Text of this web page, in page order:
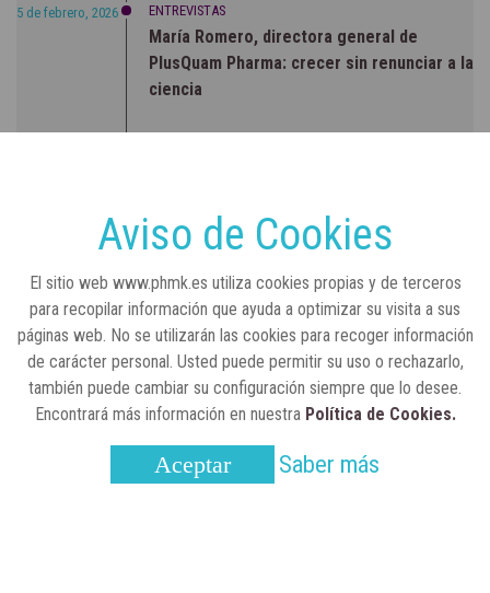
5 de febrero, 2026 ENTREVISTAS
María Romero, directora general de
PlusQuam Pharma: crecer sin renunciar a la
ciencia
Lilly impulsa "Razones de Peso" para
visibilizar la obesidad
25 de marzo, 2023 ENTRE BASTIDORES
Real Academia Nacional de Farmacia: un
la sociedad actual
Aviso de Cookies
El sitio web www.phmk.es utiliza cookies propias y de terceros
para recopilar información que ayuda a optimizar su visita a sus
páginas web. No se utilizarán las cookies para recoger información
de carácter personal. Usted puede permitir su uso o rechazarlo,
también puede cambiar su configuración siempre que lo desee.
Encontrará más información en nuestra Política de Cookies.
Aceptar Saber más